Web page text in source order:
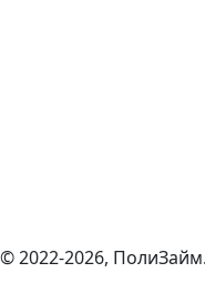
© 2022-2026,